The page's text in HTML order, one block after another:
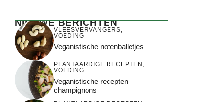
NIEUWE BERICHTEN
VLEESVERVANGERS,
VOEDING
Veganistische notenballetjes
PLANTAARDIGE RECEPTEN ,
VOEDING
Veganistische recepten
champignons